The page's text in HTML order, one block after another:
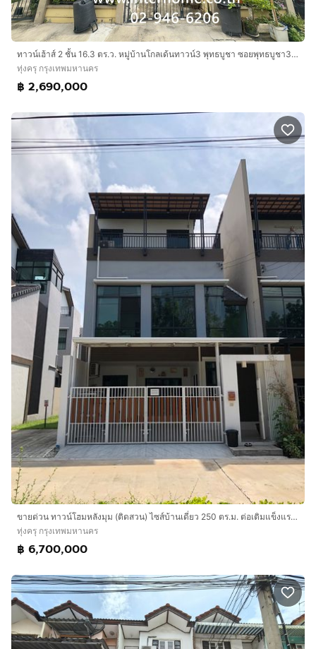
ทาวน์เฮ้าส์ 2 ชั้น 16.3 ตร.ว. หมู่บ้านโกลเด้นทาวน์3 พุทธบูชา ซอยพุทธบูชา36 แยก1 ถนนพุทธบูชา ถนนพระราม2 เขตทุ่งครุ กรุงเทพมหานคร
ทุ่งครุ กรุงเทพมหานคร
฿ 2,690,000
ขายด่วน ทาวน์โฮมหลังมุม (ติดสวน) ไซส์บ้านเดี่ยว 250 ตร.ม. ต่อเติมแข็งแรงเข็มไมโครไพล์ พร้อมทำโฮมออฟฟิศ - Urbantara ประชาอุทิศ 76
ทุ่งครุ กรุงเทพมหานคร
฿ 6,700,000